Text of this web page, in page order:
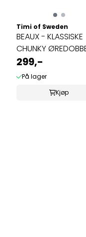
Timi of Sweden
BEAUX - KLASSISKE
CHUNKY
RUSTFRITT STÅL ...
299,-
På lager
Kjøp